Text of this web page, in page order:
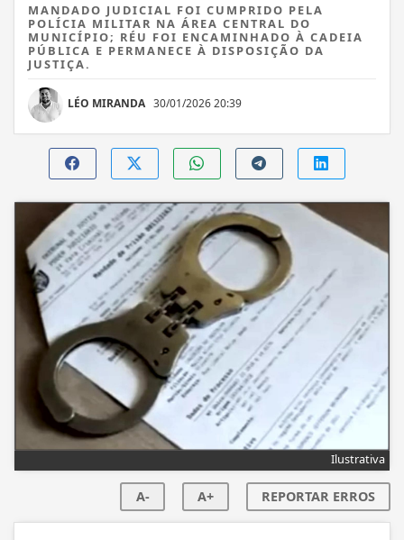
MANDADO JUDICIAL FOI CUMPRIDO PELA
POLÍCIA MILITAR NA ÁREA CENTRAL DO
MUNICÍPIO; RÉU FOI ENCAMINHADO À CADEIA
PÚBLICA E PERMANECE À DISPOSIÇÃO DA
JUSTIÇA.
LÉO MIRANDA 30/01/2026 20:39
Ilustrativa
A- A+ REPORTAR ERROS